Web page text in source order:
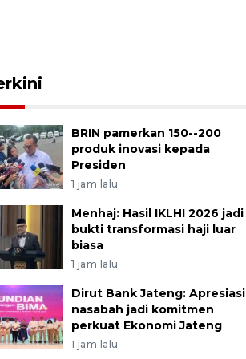
BRIN pamerkan 150--200
produk inovasi kepada
Presiden
1 jam lalu
Menhaj: Hasil IKLHI 2026 jadi
bukti transformasi haji luar
biasa
1 jam lalu
Dirut Bank Jateng: Apresiasi
nasabah jadi komitmen
perkuat Ekonomi Jateng
1 jam lalu